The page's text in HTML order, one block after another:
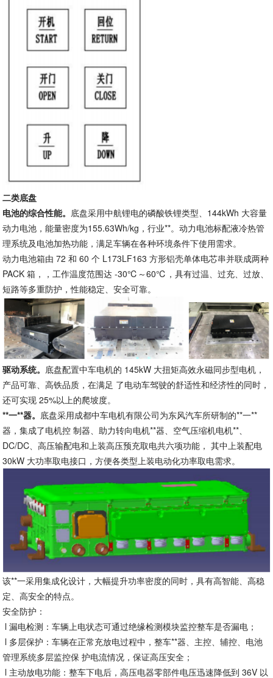
二类底盘
电池的综合性能。 底盘采用中航锂电的磷酸铁锂类型、144kWh 大容量
动力电池，能量密度为155.63Wh/kg，行业**。动力电池标配液冷热管
理系统及电池加热功能，满足车辆在各种环境条件下使用需求。
动力电池箱由 72 和 60 个 L173LF163 方形铝壳单体电芯串并联成两种
PACK 箱，，工作温度范围达 -30℃～60℃，具有过温、过充、过放、
短路等多重防护，性能稳定、安全可靠。
驱动系统。 底盘配置中车电机的 145kW 大扭矩高效永磁同步型电机，
产品可靠、高铁品质，在满足 了电动车驾驶的舒适性和经济性的同时，
还可实现 25%以上的爬坡度。
**一**器。 底盘采用成都中车电机有限公司为东风汽车所研制的**一**
器，集成了电机控 制器、助力转向电机**器、空气压缩机电机**、
DC/DC、高压输配电和上装高压预充取电共六项功能， 其中上装配电
30kW 大功率取电接口，方便各类型上装电动化功率取电需求。
该**一采用集成化设计，大幅提升功率密度的同时，具有高智能、高稳
定、高安全的特点。
安全防护：
l 漏电检测：车辆上电状态可通过绝缘检测模块监控整车是否漏电；
l 多层保护：车辆在正常充放电过程中，整车**器、主控、辅控、电池
管理系统多层监控保 护电流情况，保证高压安全；
l 主动放电功能：整车下电后，高压电器零部件电压迅速降低到 36V 以